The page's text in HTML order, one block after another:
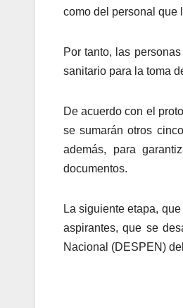
como del personal que
Por tanto, las
sanitario para la toma
De acuerdo con el
se sumarán otros
además, para
documentos.
La siguiente etapa,
aspirantes, que se
Nacional (DESPEN)